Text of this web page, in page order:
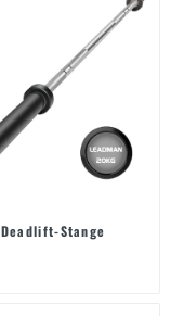
Deadlift-Stange